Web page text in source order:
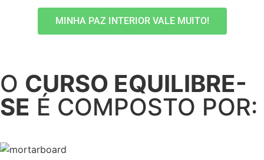
MINHA PAZ INTERIOR VALE MUITO!
O CURSO EQUILIBRE-
SE É COMPOSTO POR: